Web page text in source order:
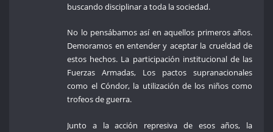
buscando disciplinar a toda la sociedad.
No lo pensábamos así en aquellos primeros años.
Demoramos en entender y aceptar la crueldad de
estos hechos. La participación institucional de las
Fuerzas Armadas, Los pactos supranacionales
como el Cóndor, la utilización de los niños como
trofeos de guerra.
Junto a la acción represiva de esos años, la